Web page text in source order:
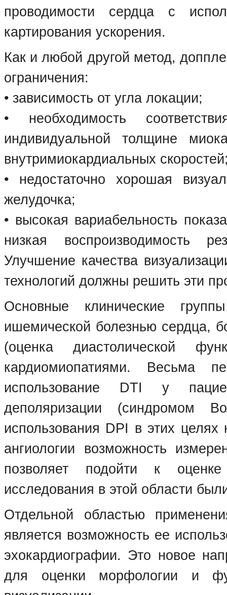
проводимости сердца с
картирования ускорения.
Как и любой другой метод,
ограничения:
• зависимость от угла локации;
• необходимость
индивидуальной толщине
внутримиокардиальных
• недостаточно хорошая
желудочка;
• высокая вариабельность
низкая воспроизводимость
Улучшение качества
технологий должны решить эти
Основные клинические
ишемической болезнью сердца,
(оценка диастолической
кардиомиопатиями. Весьма
использование DTI у
деполяризации (синдромом
использования DPI в этих
ангиологии возможность
позволяет подойти к
исследования в этой области
Отдельной областью
является возможность ее
эхокардиографии. Это новое
для оценки морфологии и